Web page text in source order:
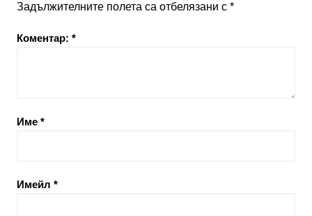
Задължителните полета са отбелязани с *
Коментар: *
Име *
Имейл *